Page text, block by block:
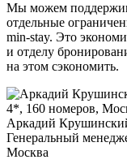
Мы можем
отдельные
min-stay. Это
и отделу
на этом сэкономить.
Аркадий
Генеральный
Москва